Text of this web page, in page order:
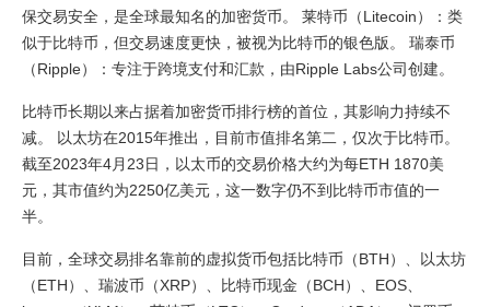
保交易安全，是全球最知名的加密货币。 莱特币（Litecoin）：类
似于比特币，但交易速度更快，被视为比特币的银色版。 瑞泰币
（Ripple）：专注于跨境支付和汇款，由Ripple Labs公司创建。
比特币长期以来占据着加密货币排行榜的首位，其影响力持续不
减。 以太坊在2015年推出，目前市值排名第二，仅次于比特币。
截至2023年4月23日，以太币的交易价格大约为每ETH 1870美
元，其市值约为2250亿美元，这一数字仍不到比特币市值的一
半。
目前，全球交易排名靠前的虚拟货币包括比特币（BTH）、以太坊
（ETH）、瑞波币（XRP）、比特币现金（BCH）、EOS、